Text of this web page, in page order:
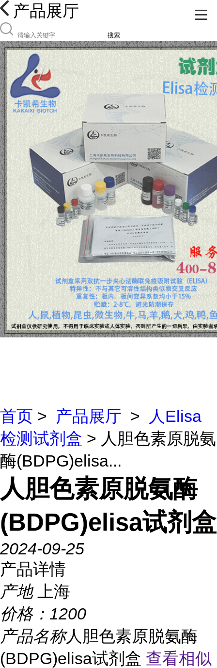
产品展厅
搜索
首页 > 产品展厅 >
人Elisa
检测试剂盒 > 人胆色素原脱氨
酶(BDPG)elisa...
人胆色素原脱氨酶
(BDPG)elisa试剂盒
2024-09-25
产品详情
产地
上海
价格： 1200
产品名称人胆色素原脱氨酶
(BDPG)elisa试剂盒 查看相似